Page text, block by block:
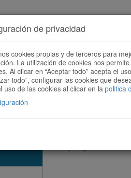
Buscador de rutas
de privacidad
cookies propias y de terceros para
La utilización de cookies nos
Al clicar en “Aceptar todo” acepta el
todo”, configurar las cookies que
uso de las cookies al clicar en lapolitica